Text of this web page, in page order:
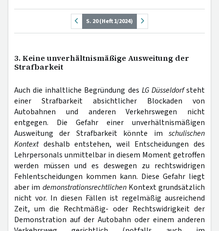
S. 20 (Heft 1/2024)
3. Keine unverhältnismäßige Ausweitung der
Strafbarkeit
Auch die inhaltliche Begründung des LG Düsseldorfsteht
einer Strafbarkeit absichtlicher Blockaden von
Autobahnen und anderen Verkehrswegen nicht
entgegen. Die Gefahr einer unverhältnismäßigen
Ausweitung der Strafbarkeit könnte im schulischen
Kontextdeshalb entstehen, weil Entscheidungen des
Lehrpersonals unmittelbar in diesem Moment getroffen
werden müssen und es deswegen zu rechtswidrigen
Fehlentscheidungen kommen kann. Diese Gefahr liegt
aber im demonstrationsrechtlichenKontext grundsätzlich
nicht vor. In diesen Fällen ist regelmäßig ausreichend
Zeit, um die Rechtmäßig- oder Rechtswidrigkeit der
Demonstration auf der Autobahn oder einem anderen